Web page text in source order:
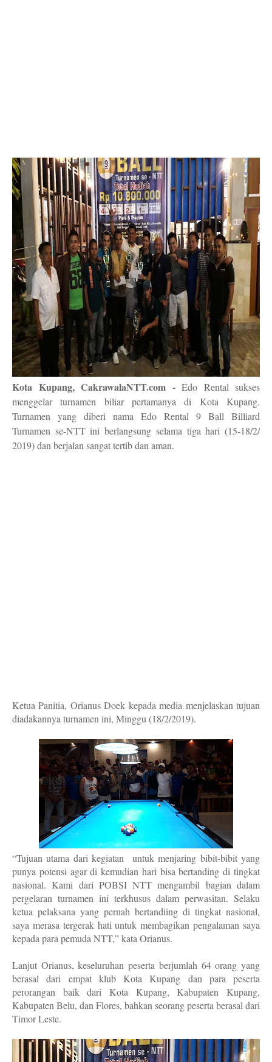
Kota Kupang, CakrawalaNTT.com -Edo Rental sukses
menggelar turnamen biliar pertamanya di Kota Kupang.
Turnamen yang diberi nama Edo Rental 9 Ball Billiard
Turnamen se-NTT ini berlangsung selama tiga hari (15-18/2/
2019) dan berjalan sangat tertib dan aman.
Ketua Panitia, Orianus Doek kepada media menjelaskan tujuan
diadakannya turnamen ini, Minggu (18/2/2019).
“Tujuan utama dari kegiatan
untuk menjaring bibit-bibit yang
punya potensi agar di kemudian hari bisa bertanding di tingkat
nasional. Kami dari POBSI NTT mengambil bagian dalam
pergelaran turnamen ini terkhusus dalam perwasitan. Selaku
ketua pelaksana yang pernah bertandiing di tingkat nasional,
saya merasa tergerak hati untuk membagikan pengalaman saya
kepada para pemuda NTT,” kata Orianus.
Lanjut Orianus, keseluruhan peserta berjumlah 64 orang yang
berasal dari empat klub Kota Kupang dan para peserta
perorangan baik dari Kota Kupang, Kabupaten Kupang,
Kabupaten Belu, dan Flores, bahkan seorang peserta berasal dari
Timor Leste.